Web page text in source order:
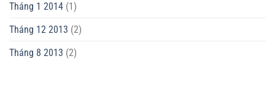
Tháng 1 2014 (1)
Tháng 12 2013 (2)
Tháng 8 2013 (2)